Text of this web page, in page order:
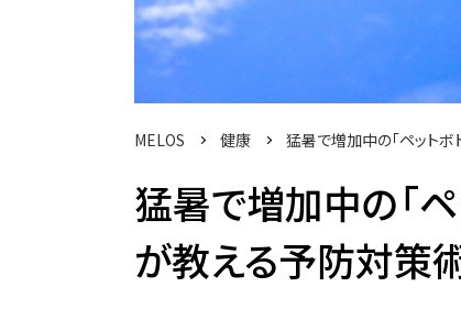
MELOS 健康 猛暑で増加中の「ペット
猛暑で増加中の「
が教える予防対策